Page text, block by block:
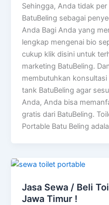
Sehingga, Anda tidak
BatuBeling sebagai
Anda Bagi Anda yang
lengkap mengenai bio
cukup klik disini untuk
marketing BatuBeling.
membutuhkan
tank BatuBeling agar
Anda, Anda bisa
gratis dari BatuBeling.
Portable Batu Beling
Jasa Sewa / Beli
Jawa Timur !